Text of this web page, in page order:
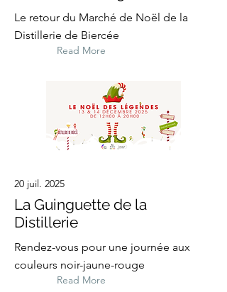
Le retour du Marché de Noël de la
Distillerie de Biercée
Read More
20 juil. 2025
La Guinguette de la
Distillerie
Rendez-vous pour une journée aux
couleurs noir-jaune-rouge
Read More